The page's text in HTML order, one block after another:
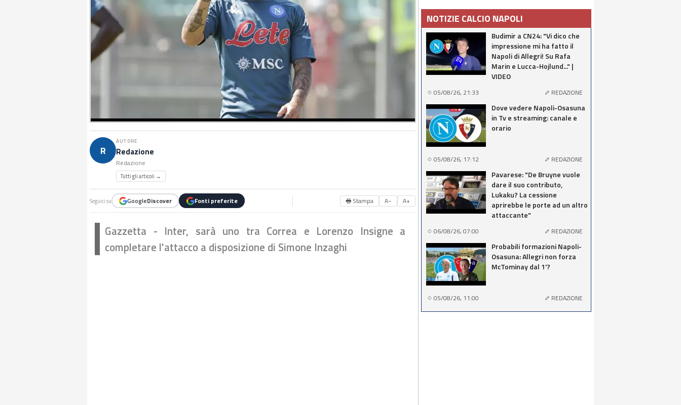
R
AUTORE
Redazione
Redazione
Tutti gli articoli →
Seguici su GoogleDiscover Fonti preferite 🖶 Stampa A− A+
Gazzetta - Inter, sarà uno tra Correa e Lorenzo Insigne a
completare l'attacco a disposizione di Simone Inzaghi
NOTIZIE CALCIO NAPOLI
Budimir a CN24: "Vi dico che
impressione mi ha fatto il
Napoli di Allegri! Su Rafa
Marin e Lucca-Hojlund..." |
VIDEO
05/08/26, 21:33 REDAZIONE
Dove vedere Napoli-Osasuna
in Tv e streaming: canale e
orario
05/08/26, 17:12 REDAZIONE
Pavarese: "De Bruyne vuole
dare il suo contributo,
Lukaku? La cessione
aprirebbe le porte ad un altro
attaccante"
06/08/26, 07:00 REDAZIONE
Probabili formazioni Napoli-
Osasuna: Allegri non forza
McTominay dal 1'?
05/08/26, 11:00 REDAZIONE